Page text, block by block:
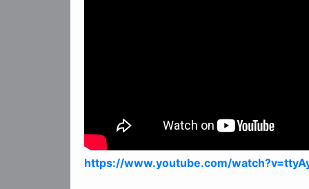
https://www.youtube.com/